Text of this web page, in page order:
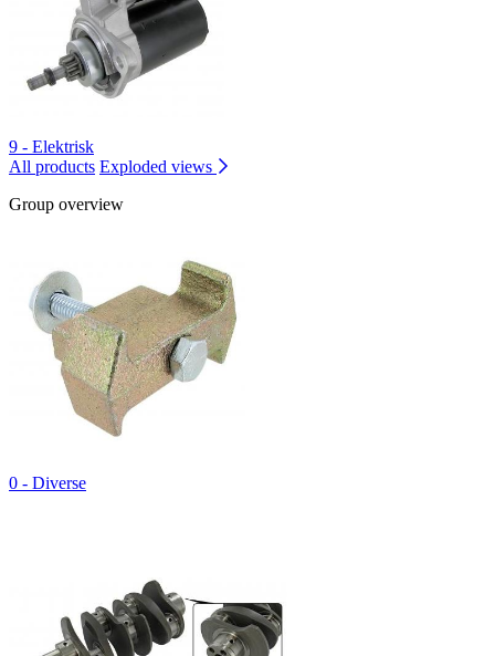
9 - Elektrisk
All products Exploded views
Group overview
0 - Diverse